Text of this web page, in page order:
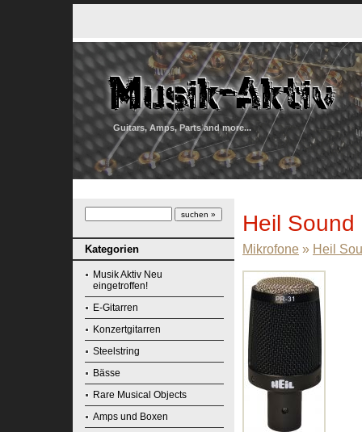
Guitars, Amps, Parts and more...
Kategorien
Musik Aktiv Neu
eingetroffen!
E-Gitarren
Konzertgitarren
Steelstring
Bässe
Rare Musical Objects
Amps und Boxen
Heil
Mikrofone » Heil